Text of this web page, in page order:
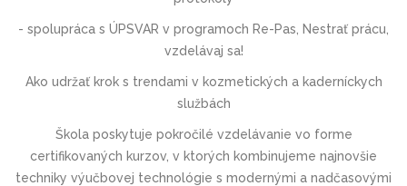
- spolupráca s ÚPSVAR v programoch Re-Pas, Nestrať prácu,
vzdelávaj sa!
Ako udržať krok s trendami v kozmetických a kaderníckych
službách
Škola poskytuje pokročilé vzdelávanie vo forme
certifikovaných kurzov, v ktorých kombinujeme najnovšie
techniky výučbovej technológie s modernými a nadčasovými